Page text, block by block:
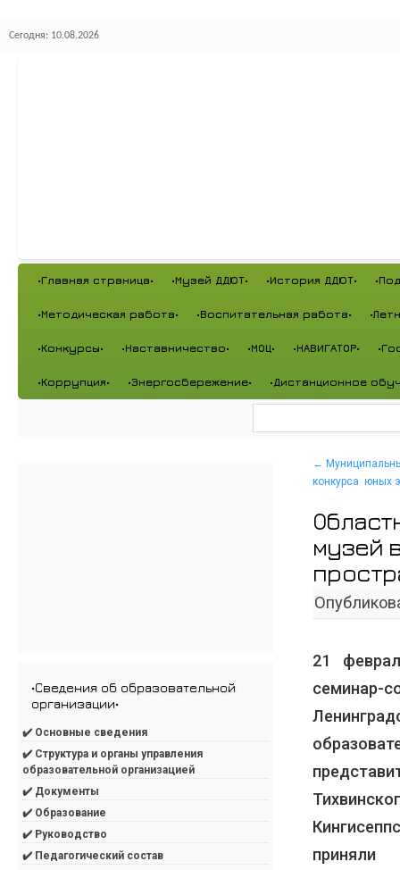
Сегодня: 10.08.2026
•Главная страница• •Музей ДДЮТ• •История ДДЮТ•
•Методическая работа• •Воспитательная работа•
•Конкурсы• •Наставничество• •МОЦ• •НАВИГАТОР•
•Коррупция• •Энергосбережение• •Дистанционное
←
конкурса юных
музей
21
приняли
•Сведения об образовательной
организации•
✔️ Основные сведения
✔️ Структура и органы управления
образовательной организацией
✔️ Документы
✔️ Образование
✔️ Руководство
✔️ Педагогический состав